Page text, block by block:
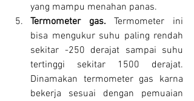
yang mampu menahan panas.
Termometer gas. Termometer ini
bisa mengukur suhu paling rendah
sekitar -250 derajat sampai suhu
tertinggi sekitar 1500 derajat.
Dinamakan termometer gas karna
bekerja sesuai dengan pemuaian